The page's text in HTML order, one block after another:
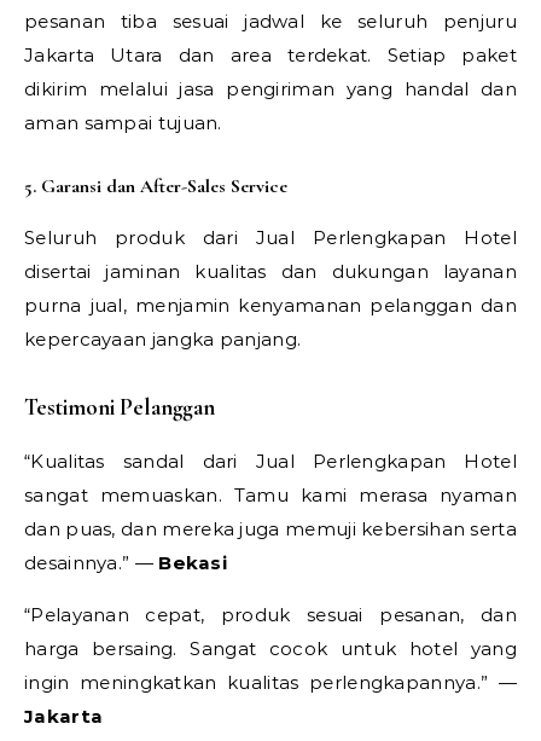
pesanan tiba sesuai jadwal ke seluruh penjuru
Jakarta Utara dan area terdekat. Setiap paket
dikirim melalui jasa pengiriman yang handal dan
aman sampai tujuan.
5. Garansi dan After-Sales Service
Seluruh produk dari Jual Perlengkapan Hotel
disertai jaminan kualitas dan dukungan layanan
purna jual, menjamin kenyamanan pelanggan dan
kepercayaan jangka panjang.
Testimoni Pelanggan
“Kualitas sandal dari Jual Perlengkapan Hotel
sangat memuaskan. Tamu kami merasa nyaman
dan puas, dan mereka juga memuji kebersihan serta
desainnya.” — Bekasi
“Pelayanan cepat, produk sesuai pesanan, dan
harga bersaing. Sangat cocok untuk hotel yang
ingin meningkatkan kualitas perlengkapannya.” —
Jakarta